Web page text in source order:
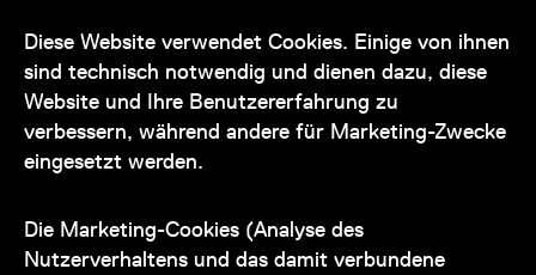
Diese Website verwendet Cookies. Einige von ihnen
sind technisch notwendig und dienen dazu, diese
Website und Ihre Benutzererfahrung zu
verbessern, während andere für Marketing-Zwecke
eingesetzt werden.
Die Marketing-Cookies (Analyse des
Nutzerverhaltens und das damit verbundene
Kontakt
auch telefonisch zur Verfügung: